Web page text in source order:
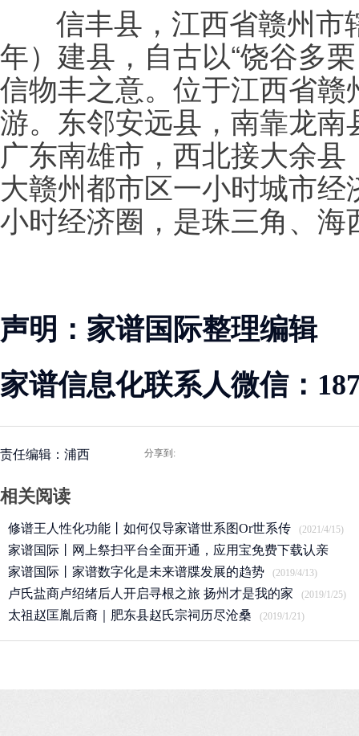
信丰县，江西省赣州市
年）建县，自古以“饶谷多
信物丰之意。位于江西省
游。东邻安远县，南靠龙
广东南雄市，西北接大余
大赣州都市区一小时城市
小时经济圈，是珠三角、
声明：家谱国际整理编辑
家谱信息化联系人微信：
责任编辑：浦西 分享到:
相关阅读
修谱王人性化功能丨如何仅导家谱世系图Or世系传 (2021/4/15)
家谱国际丨网上祭扫平台全面开通，应用宝免费下载认亲
APP
(2020/3/25)
家谱国际丨家谱数字化是未来谱牒发展的趋势 (2019/4/13)
卢氏盐商卢绍绪后人开启寻根之旅 扬州才是我的家 (2019/1/25)
太祖赵匡胤后裔｜肥东县赵氏宗祠历尽沧桑 (2019/1/21)